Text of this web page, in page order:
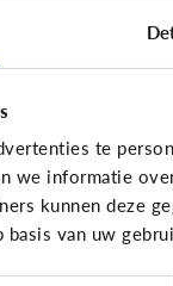
te
we informatie
kunnen deze
van uw
School
Mag een
klasfoto's